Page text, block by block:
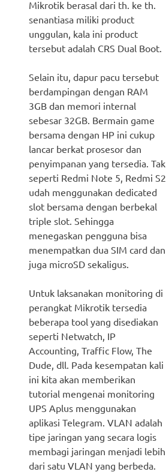
Mikrotik berasal dari th. ke th.
senantiasa miliki product
unggulan, kala ini product
tersebut adalah CRS Dual Boot.
Selain itu, dapur pacu tersebut
berdampingan dengan RAM
3GB dan memori internal
sebesar 32GB. Bermain game
bersama dengan HP ini cukup
lancar berkat prosesor dan
penyimpanan yang tersedia. Tak
seperti Redmi Note 5, Redmi S2
udah menggunakan dedicated
slot bersama dengan berbekal
triple slot. Sehingga
menegaskan pengguna bisa
menempatkan dua SIM card dan
juga microSD sekaligus.
Untuk laksanakan monitoring di
perangkat Mikrotik tersedia
beberapa tool yang disediakan
seperti Netwatch, IP
Accounting, Traffic Flow, The
Dude, dll. Pada kesempatan kali
ini kita akan memberikan
tutorial mengenai monitoring
UPS Aplus menggunakan
aplikasi Telegram. VLAN adalah
tipe jaringan yang secara logis
membagi jaringan menjadi lebih
dari satu VLAN yang berbeda.